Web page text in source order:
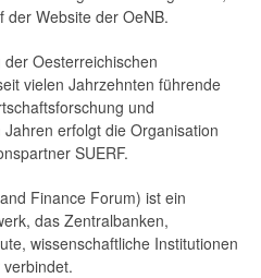
der Website der OeNB.
Oesterreichischen
vielen Jahrzehnten führende
und
erfolgt die Organisation
SUERF.
Finance Forum) ist ein
das Zentralbanken,
wissenschaftliche Institutionen